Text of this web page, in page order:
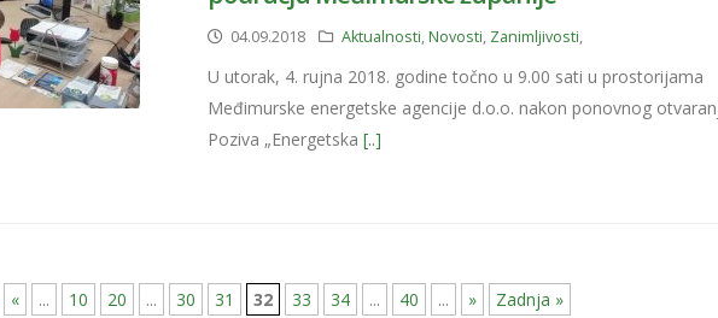
04.09.2018 Aktualnosti,Novosti, Zanimljivosti,
U utorak, 4. rujna 2018. godine točno u 9.00 sati u prostorijama
Međimurske energetske agencije d.o.o. nakon ponovnog
Poziva „Energetska[..]
« ... 10 20 ... 30 31 32 33 34 ... 40 ... » Zadnja »